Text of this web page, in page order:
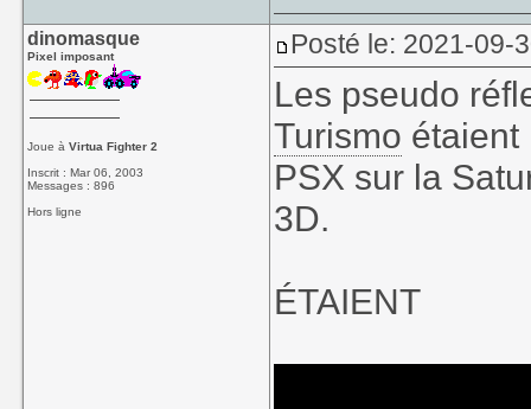
De ce que j’ai
n’utilisent pas
faire d’UV
pour aller
de mémoire
couleurs).
Vraiment, la
continuer leur
dinomasque
Pixel imposant
Joue àVirtua Fighter 2
Inscrit : Mar 06, 2003
Messages : 896
Hors ligne
Posté le: 2021-09-
Les pseudo
Turismo étaient
PSX sur la
3D.
ÉTAIENT